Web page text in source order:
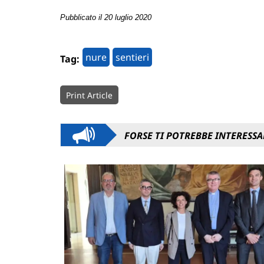
Pubblicato il 20 luglio 2020
Tag: nure sentieri
Print Article
FORSE TI POTREBBE